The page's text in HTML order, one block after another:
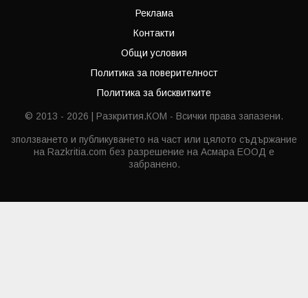
Реклама
Контакти
Общи условия
Политика за поверителност
Политика за бисквитките
© 2013 - 2026 | Разкрития.КОМ - Всички права запазени.
зползването и публикуването на част или цялото съдържание
на Razkritia.com без разрешение на Асмара ЕООД е
забранено.